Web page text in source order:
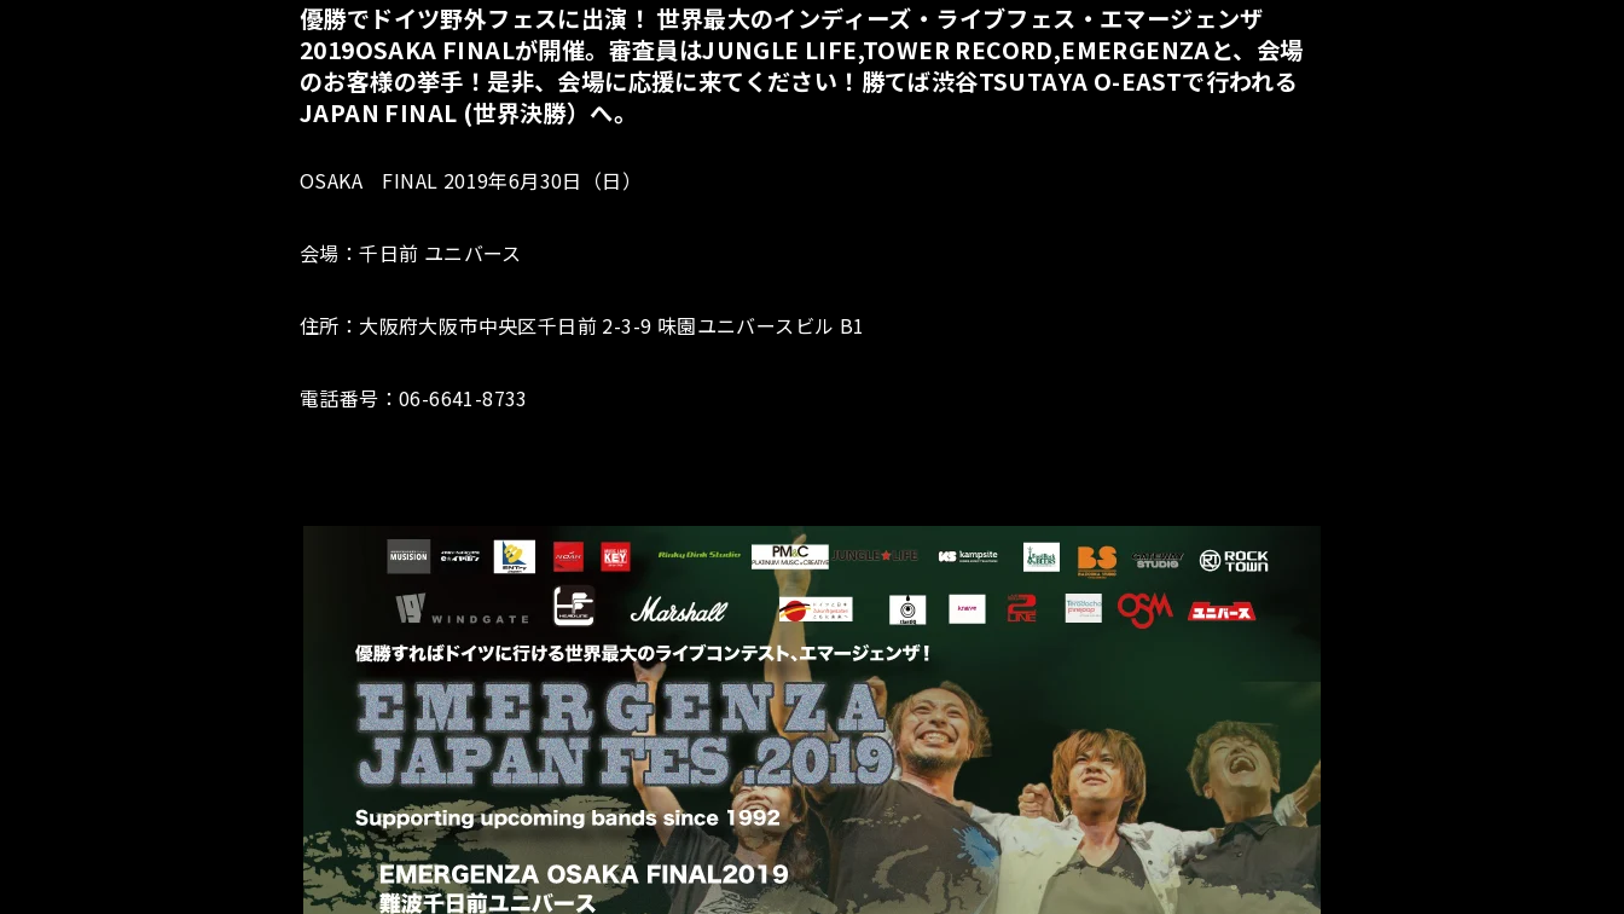
優勝でドイツ野外フェスに出演！ 世界最大のインディーズ・ライブフェス・エマージェンザ
2019OSAKA FINALが開催。審査員はJUNGLE LIFE,TOWER RECORD,EMERGENZAと、会場
のお客様の挙手！是非、会場に応援に来てください！勝てば渋谷TSUTAYA O-EASTで行われる
JAPAN FINAL (世界決勝）へ。
OSAKA FINAL 2019年6月30日（日）
会場：千日前 ユニバース
住所：大阪府大阪市中央区千日前 2-3-9 味園ユニバースビル B1
電話番号：06-6641-8733